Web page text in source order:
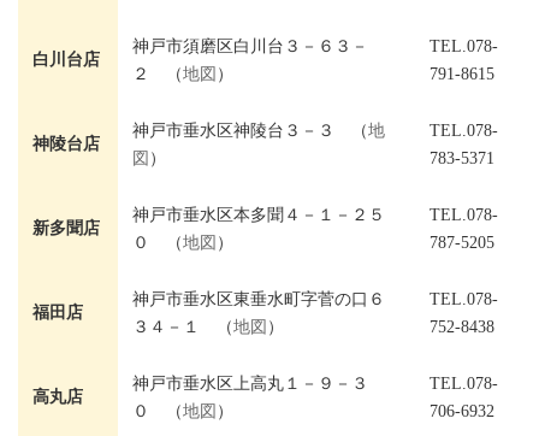
白川台店
神戸市須磨区白川台３－６３－
２ （地図 ）
TEL.078-
791-8615
神陵台店
神戸市垂水区神陵台３－３ （地
図 ）
TEL.078-
783-5371
新多聞店
神戸市垂水区本多聞４－１－２５
０ （地図 ）
TEL.078-
787-5205
福田店
神戸市垂水区東垂水町字菅の口６
３４－１ （地図 ）
TEL.078-
752-8438
高丸店
神戸市垂水区上高丸１－９－３
０ （地図 ）
TEL.078-
706-6932